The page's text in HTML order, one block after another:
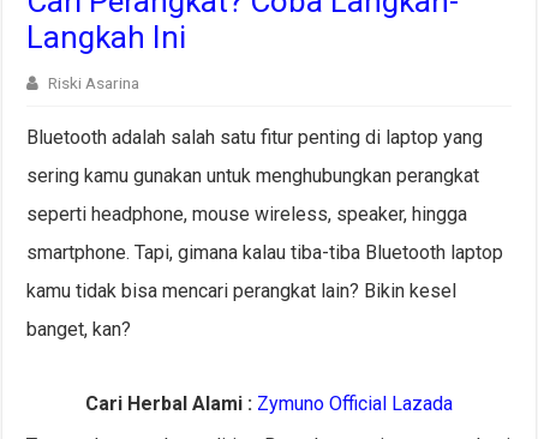
Langkah Ini
Riski Asarina
Bluetooth adalah salah satu fitur penting di laptop yang
sering kamu gunakan untuk menghubungkan perangkat
seperti headphone, mouse wireless, speaker, hingga
smartphone. Tapi, gimana kalau tiba-tiba Bluetooth laptop
kamu tidak bisa mencari perangkat lain? Bikin kesel
banget, kan?
Cari Herbal Alami : Zymuno Official Lazada